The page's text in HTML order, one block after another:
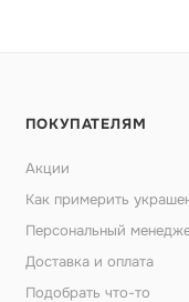
ПОКУПАТЕЛЯМ
Акции
Как примерить
Персональный
Доставка и оплата
Подобрать что-то